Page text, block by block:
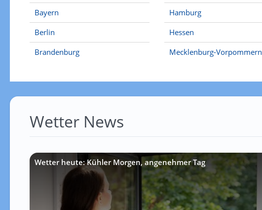
Bayern
Berlin
Brandenburg
Hamburg
Hessen
Mecklenburg-Vorpommern
Wetter News
Wetter heute: Kühler Morgen, angenehmer Tag